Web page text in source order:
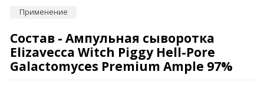
Применение
Состав - Ампульная сыворотка
Elizavecca Witch Piggy Hell-Pore
Galactomyces Premium Ample 97%